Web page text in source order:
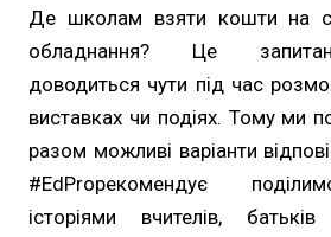
Де школам взяти кошти на
обладнання? Це
доводиться чути під час
виставках чи подіях. Тому ми
разом можливі варіанти
#EdProрекомендує
історіями вчителів,